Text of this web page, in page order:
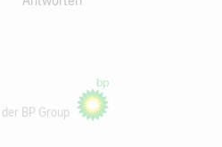
BP Group